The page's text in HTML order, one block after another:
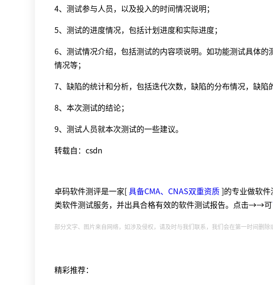
4、测试参与人员，以及投入的时间情况说明；
5、测试的进度情况，包括计划进度和实际进度；
6、测试情况介绍，包括测试的内容项说明。如功能测试具体
情况等；
7、缺陷的统计和分析，包括迭代次数，缺陷的分布情况，缺陷
8、本次测试的结论；
9、测试人员就本次测试的一些建议。
转载自：csdn
卓码软件测评是一家[具备CMA、CNAS双重资质]的专业做软
类软件测试服务，并出具合格有效的软件测试报告。点击→→可
部分文字、图片来自网络，如涉及侵权，请及时与我们联系，我们会在第一时间
精彩推荐：